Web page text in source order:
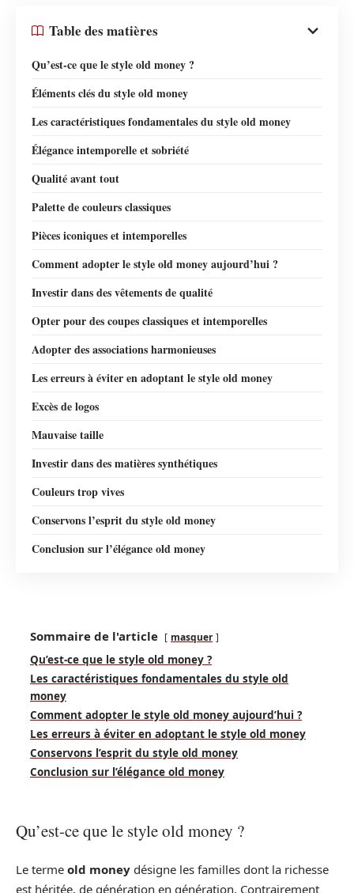
Table des matières
Qu’est-ce que le style old money ?
Éléments clés du style old money
Les caractéristiques fondamentales du style old money
Élégance intemporelle et sobriété
Qualité avant tout
Palette de couleurs classiques
Pièces iconiques et intemporelles
Comment adopter le style old money aujourd’hui ?
Investir dans des vêtements de qualité
Opter pour des coupes classiques et intemporelles
Adopter des associations harmonieuses
Les erreurs à éviter en adoptant le style old money
Excès de logos
Mauvaise taille
Investir dans des matières synthétiques
Couleurs trop vives
Conservons l’esprit du style old money
Conclusion sur l’élégance old money
Sommaire de l'article masquer
Qu’est-ce que le style old money ?
Les caractéristiques fondamentales du style old
money
Comment adopter le style old money aujourd’hui ?
Les erreurs à éviter en adoptant le style old money
Conservons l’esprit du style old money
Conclusion sur l’élégance old money
Qu’est-ce que le style old money ?
Le terme old money désigne les familles dont la richesse
est héritée, de génération en génération. Contrairement